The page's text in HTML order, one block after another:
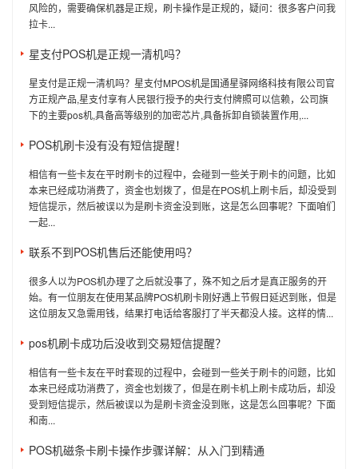
风险的，需要确保机器是正规，刷卡操作是正规的，疑问：很多客户问我
拉卡...
星支付POS机是正规一清机吗？
星支付是正规一清机吗？星支付MPOS机是国通星驿网络科技有限公司官
方正规产品,星支付享有人民银行授予的央行支付牌照可以信赖，公司旗
下的主要pos机,具备高等级别的加密芯片,具备拆卸自锁装置作用,...
POS机刷卡没有没有短信提醒！
相信有一些卡友在平时刷卡的过程中，会碰到一些关于刷卡的问题，比如
本来已经成功消费了，资金也划拨了，但是在POS机上刷卡后，却没受到
短信提示，然后被误以为是刷卡资金没到账，这是怎么回事呢？下面咱们
一起...
联系不到POS机售后还能使用吗？
很多人以为POS机办理了之后就没事了，殊不知之后才是真正服务的开
始。有一位朋友在使用某品牌POS机刷卡刚好遇上节假日延迟到账，但是
这位朋友又急需用钱，结果打电话给客服打了半天都没人接。这样的情...
pos机刷卡成功后没收到交易短信提醒？
相信有一些卡友在平时套现的过程中，会碰到一些关于刷卡的问题，比如
本来已经成功消费了，资金也划拨了，但是在刷卡机上刷卡成功后，却没
受到短信提示，然后被误以为是刷卡资金没到账，这是怎么回事呢？下面
和南...
POS机磁条卡刷卡操作步骤详解：从入门到精通